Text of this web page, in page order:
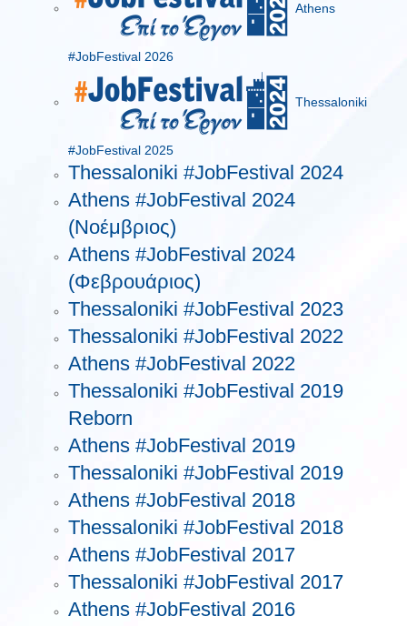
Athens
#JobFestival 2026
Thessaloniki
#JobFestival 2025
Thessaloniki #JobFestival 2024
Athens #JobFestival 2024
(Νοέμβριος)
Athens #JobFestival 2024
(Φεβρουάριος)
Thessaloniki #JobFestival 2023
Thessaloniki #JobFestival 2022
Athens #JobFestival 2022
Thessaloniki #JobFestival 2019
Reborn
Athens #JobFestival 2019
Thessaloniki #JobFestival 2019
Athens #JobFestival 2018
Thessaloniki #JobFestival 2018
Athens #JobFestival 2017
Τhessaloniki #JobFestival 2017
Athens #JobFestival 2016